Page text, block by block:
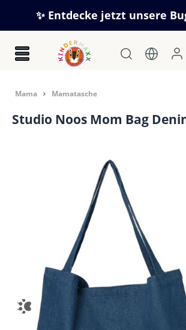
Zum Hauptinhalt springen
✨ Entdecke jetzt unsere
Mama Mamatasche
Studio Noos Mom Bag